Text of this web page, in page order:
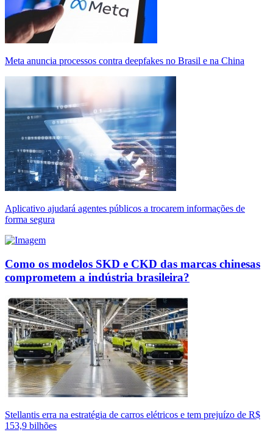
Meta anuncia processos contra deepfakes no Brasil e na China
Aplicativo ajudará agentes públicos a trocarem informações de
forma segura
Como os modelos SKD e CKD das marcas chinesas
comprometem a indústria brasileira?
Stellantis erra na estratégia de carros elétricos e tem prejuízo de R$
153,9 bilhões